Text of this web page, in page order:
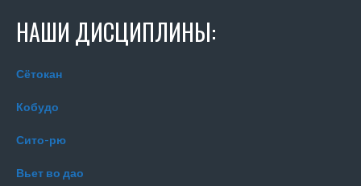
НАШИ ДИСЦИПЛИНЫ:
Сётокан
Кобудо
Сито-рю
Вьет во дао